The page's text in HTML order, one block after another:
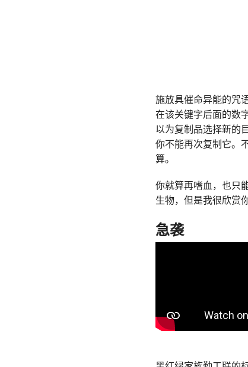
施放具催命异能的咒
在该关键字后面的数
以为复制品选择新的
你不能再次复制它。
算。
你就算再嗜血，也只
生物，但是我很欣赏
急袭